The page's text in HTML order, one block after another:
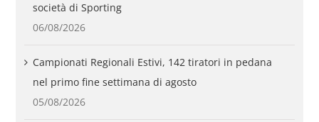
società di Sporting
06/08/2026
Campionati Regionali Estivi, 142 tiratori in pedana
nel primo fine settimana di agosto
05/08/2026